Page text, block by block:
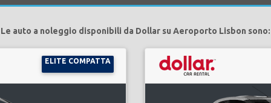
Le auto a noleggio disponibili da Dollar su Aeroporto Lisbon sono:
ELITE COMPATTA